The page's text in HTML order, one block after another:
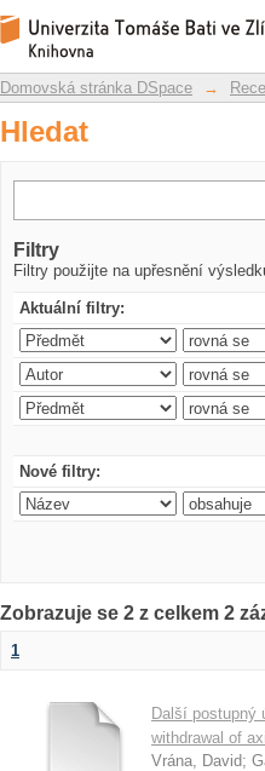
Hledat
Repozitář DSpace/Manakin
Domovská stránka DSpace →
Hledat
Filtry
Filtry použijte na upřesnění
Aktuální filtry:
Nové filtry:
Zobrazuje se 2 z celkem 2
1
Další postupný
withdrawal of
Vrána, David;